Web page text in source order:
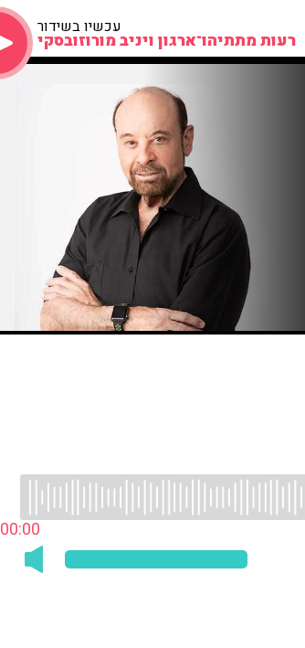
עכשיו בשידור
רעות מתתיהו־ארגון ויניב מורוזובסקי
00:00